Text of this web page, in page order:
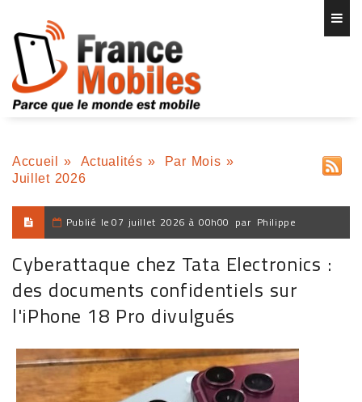
Accueil » Actualités » Par Mois »
Juillet 2026
Publié le 07 juillet 2026 à 00h00 par Philippe
Cyberattaque chez Tata Electronics :
des documents confidentiels sur
l'iPhone 18 Pro divulgués